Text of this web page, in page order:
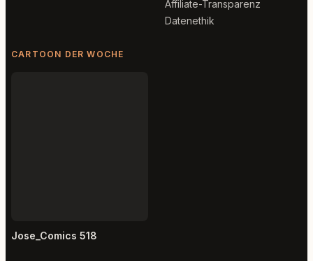
Affiliate-Transparenz
Datenethik
CARTOON DER WOCHE
Jose_Comics 518